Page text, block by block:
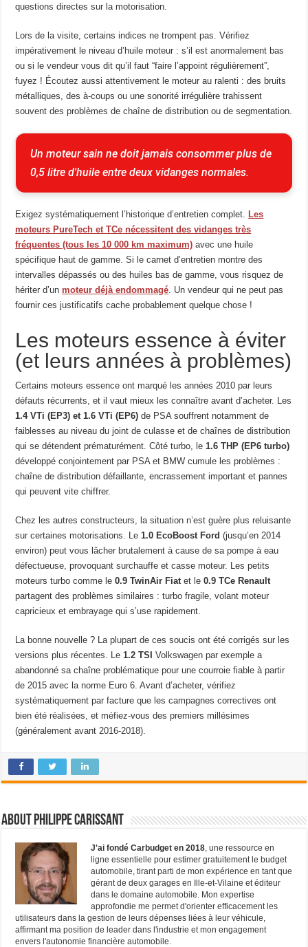
questions directes sur la motorisation.
Lors de la visite, certains indices ne trompent pas. Vérifiez
impérativement le niveau d’huile moteur : s’il est anormalement bas
ou si le vendeur vous dit qu’il faut “faire l’appoint régulièrement”,
fuyez ! Écoutez aussi attentivement le moteur au ralenti : des bruits
métalliques, des à-coups ou une sonorité irrégulière trahissent
souvent des problèmes de chaîne de distribution ou de segmentation.
Un moteur sain ne doit jamais consommer plus de
0,5 litre d'huile entre deux vidanges normales.
Exigez systématiquement l’historique d’entretien complet.
Les
moteurs PureTech et TCe nécessitent des vidanges très
fréquentes (tous les 10 000 km maximum) avec une huile
spécifique haut de gamme. Si le carnet d’entretien montre des
intervalles dépassés ou des huiles bas de gamme, vous risquez de
hériter d’unmoteur déjà endommagé . Un vendeur qui ne peut pas
fournir ces justificatifs cache probablement quelque chose !
Les moteurs essence à éviter
(et leurs années à problèmes)
Certains moteurs essence ont marqué les années 2010 par leurs
défauts récurrents, et il vaut mieux les connaître avant d’acheter. Les
1.4 VTi (EP3) et 1.6 VTi (EP6) de PSA souffrent notamment de
faiblesses au niveau du joint de culasse et de chaînes de distribution
qui se détendent prématurément. Côté turbo, le 1.6 THP (EP6 turbo)
développé conjointement par PSA et BMW cumule les problèmes :
chaîne de distribution défaillante, encrassement important et pannes
qui peuvent vite chiffrer.
Chez les autres constructeurs, la situation n’est guère plus reluisante
sur certaines motorisations. Le 1.0 EcoBoost Ford (jusqu’en 2014
environ) peut vous lâcher brutalement à cause de sa pompe à eau
défectueuse, provoquant surchauffe et casse moteur. Les petits
moteurs turbo comme le0.9 TwinAir Fiat et le0.9 TCe Renault
partagent des problèmes similaires : turbo fragile, volant moteur
capricieux et embrayage qui s’use rapidement.
La bonne nouvelle ? La plupart de ces soucis ont été corrigés sur les
versions plus récentes. Le 1.2 TSI Volkswagen par exemple a
abandonné sa chaîne problématique pour une courroie fiable à partir
de 2015 avec la norme Euro 6. Avant d’acheter, vérifiez
systématiquement par facture que les campagnes correctives ont
bien été réalisées, et méfiez-vous des premiers millésimes
(généralement avant 2016-2018).
About Philippe Carissant
J'ai fondé Carbudget en 2018, une ressource en
ligne essentielle pour estimer gratuitement le budget
automobile, tirant parti de mon expérience en tant que
gérant de deux garages en Ille-et-Vilaine et éditeur
dans le domaine automobile. Mon expertise
approfondie me permet d'orienter efficacement les
utilisateurs dans la gestion de leurs dépenses liées à leur véhicule,
affirmant ma position de leader dans l'industrie et mon engagement
envers l'autonomie financière automobile.